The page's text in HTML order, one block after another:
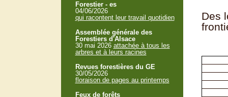
Des
Forestier - es
04/06/2026
qui racontent leur travail quotidien
Assemblée générale des
Forestiers d'Alsace
30 mai 2026 attachée à tous les
arbres et à leurs racines
Revues forestières du GE
30/05/2026
floraison de pages au printemps
Feux de forêts